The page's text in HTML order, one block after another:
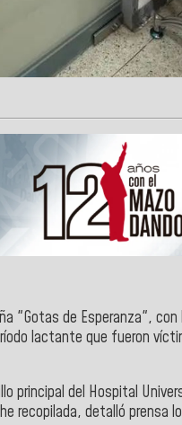
"Gotas de Esperanza",
lactante que fueron
del Hospital
recopilada, detalló prensa